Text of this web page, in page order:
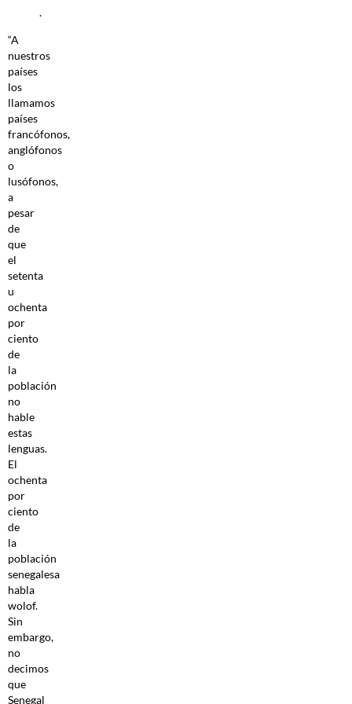
.
“A
nuestros
países
los
llamamos
países
francófonos,
anglófonos
o
lusófonos,
a
pesar
de
que
el
setenta
u
ochenta
por
ciento
de
la
población
no
hable
estas
lenguas.
El
ochenta
por
ciento
de
la
población
senegalesa
habla
wolof.
Sin
embargo,
no
decimos
que
Senegal